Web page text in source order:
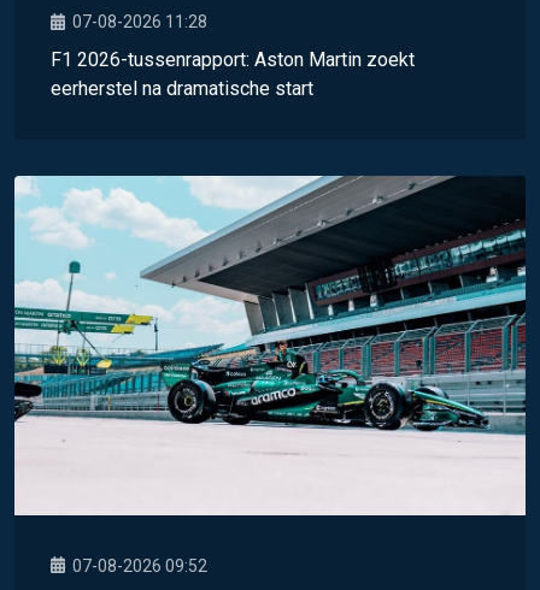
07-08-2026 11:28
F1 2026-tussenrapport: Aston Martin zoekt
eerherstel na dramatische start
07-08-2026 09:52